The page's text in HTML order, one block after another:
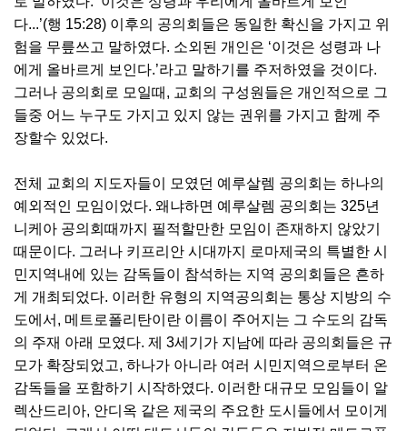
다...’(행 15:28) 이후의 공의회들은 동일한 확신을 가지고 위
험을 무릎쓰고 말하였다. 소외된 개인은 ‘이것은 성령과 나
에게 올바르게 보인다.’라고 말하기를 주저하였을 것이다.
그러나 공의회로 모일때, 교회의 구성원들은 개인적으로 그
들중 어느 누구도 가지고 있지 않는 권위를 가지고 함께 주
장할수 있었다.
전체 교회의 지도자들이 모였던 예루살렘 공의회는 하나의
예외적인 모임이었다. 왜냐하면 예루살렘 공의회는 325년
니케아 공의회때까지 필적할만한 모임이 존재하지 않았기
때문이다. 그러나 키프리안 시대까지 로마제국의 특별한 시
민지역내에 있는 감독들이 참석하는 지역 공의회들은 흔하
게 개최되었다. 이러한 유형의 지역공의회는 통상 지방의 수
도에서, 메트로폴리탄이란 이름이 주어지는 그 수도의 감독
의 주재 아래 모였다. 제 3세기가 지남에 따라 공의회들은 규
모가 확장되었고, 하나가 아니라 여러 시민지역으로부터 온
감독들을 포함하기 시작하였다. 이러한 대규모 모임들이 알
렉산드리아, 안디옥 같은 제국의 주요한 도시들에서 모이게